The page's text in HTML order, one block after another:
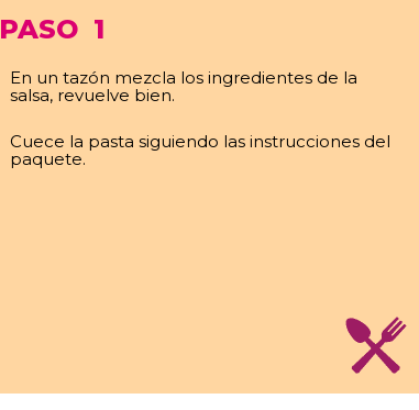
PASO 1
En un tazón mezcla los ingredientes de la
salsa, revuelve bien.
Cuece la pasta siguiendo las instrucciones del
paquete.